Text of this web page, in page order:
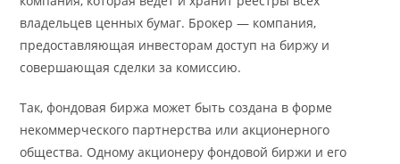
владельцев ценных бумаг. Брокер — компания,
предоставляющая инвесторам доступ на биржу и
совершающая сделки за комиссию.
Так, фондовая биржа может быть создана в форме
некоммерческого партнерства или акционерного
общества. Одному акционеру фондовой биржи и его